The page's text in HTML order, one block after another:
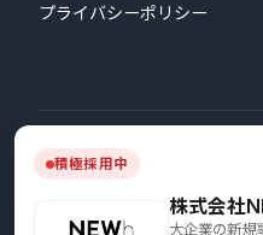
積極採用中
株式会社
大企業の新規
プライバシーポリシー